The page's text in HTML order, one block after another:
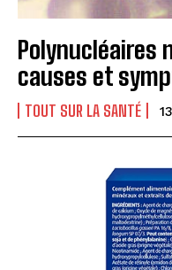
Polynucléaires
causes et
TOUT SUR LA SANTÉ